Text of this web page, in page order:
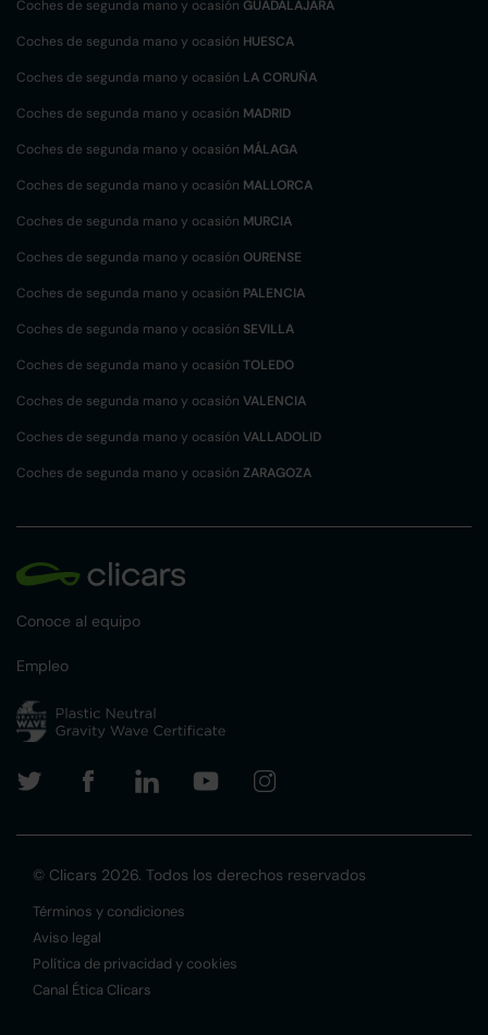
Coches de segunda mano y ocasión GUADALAJARA
Coches de segunda mano y ocasión HUESCA
Coches de segunda mano y ocasión LA CORUÑA
Coches de segunda mano y ocasión MADRID
Coches de segunda mano y ocasión MÁLAGA
Coches de segunda mano y ocasión MALLORCA
Coches de segunda mano y ocasión MURCIA
Coches de segunda mano y ocasión OURENSE
Coches de segunda mano y ocasión PALENCIA
Coches de segunda mano y ocasión SEVILLA
Coches de segunda mano y ocasión TOLEDO
Coches de segunda mano y ocasión VALENCIA
Coches de segunda mano y ocasión VALLADOLID
Coches de segunda mano y ocasión ZARAGOZA
Conoce al equipo
Empleo
© Clicars 2026. Todos los derechos reservados
Términos y condiciones
Aviso legal
Política de privacidad y cookies
Canal Ética Clicars